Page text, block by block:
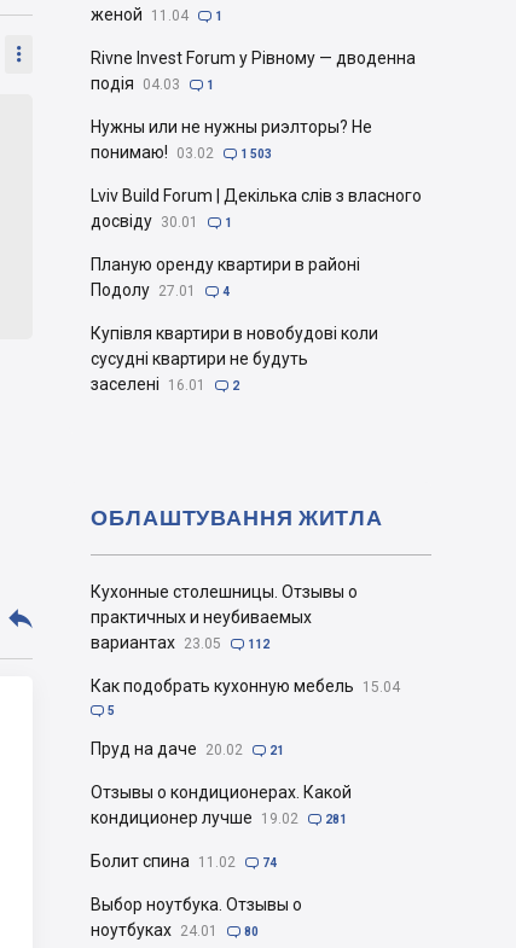


женой
11.04  1
Rivne Invest Forum у Рівному — дводенна
подія
04.03  1
Нужны или не нужны риэлторы? Не
понимаю!
03.02  1 503
Lviv Build Forum | Декілька слів з власного
досвіду 30.01  1
Планую оренду квартири в районі
Подолу 27.01  4
Купівля квартири в новобудові коли
сусудні квартири не будуть
заселені
16.01  2
Кухонные столешницы. Отзывы о
практичных и неубиваемых
вариантах 23.05  112
Как подобрать кухонную мебель 15.04
 5
Пруд на даче 20.02  21
Отзывы о кондиционерах. Какой
кондиционер лучше
19.02  281
Болит спина 11.02  74
Выбор ноутбука. Отзывы о
ноутбуках 24.01  80
ОБЛАШТУВАННЯ ЖИТЛА